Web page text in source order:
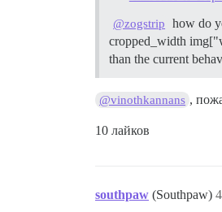
@zogstrip
how do
cropped_width
than the current
@vinothkannans ,
10 лайков
southpaw (Southpaw) 4